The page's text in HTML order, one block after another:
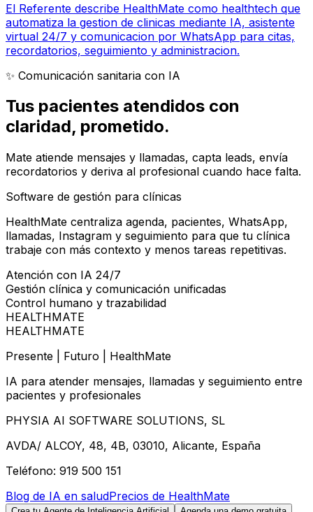
El Referente describe HealthMate como healthtech que
automatiza la gestion de clinicas mediante IA, asistente
virtual 24/7 y comunicacion por WhatsApp para citas,
recordatorios, seguimiento y administracion.
✨ Comunicación sanitaria con IA
Tus pacientes atendidos con
claridad, prometido.
Mate atiende mensajes y llamadas, capta leads, envía
recordatorios y deriva al profesional cuando hace falta.
Software de gestión para clínicas
HealthMate centraliza agenda, pacientes, WhatsApp,
llamadas, Instagram y seguimiento para que tu clínica
trabaje con más contexto y menos tareas repetitivas.
Atención con IA 24/7
Gestión clínica y comunicación unificadas
Control humano y trazabilidad
HEALTHMATE
HEALTHMATE
Presente | Futuro | HealthMate
IA para atender mensajes, llamadas y seguimiento entre
pacientes y profesionales
PHYSIA AI SOFTWARE SOLUTIONS, SL
AVDA/ ALCOY, 48, 4B, 03010, Alicante, España
Teléfono: 919 500 151
Blog de IA en saludPrecios de HealthMate